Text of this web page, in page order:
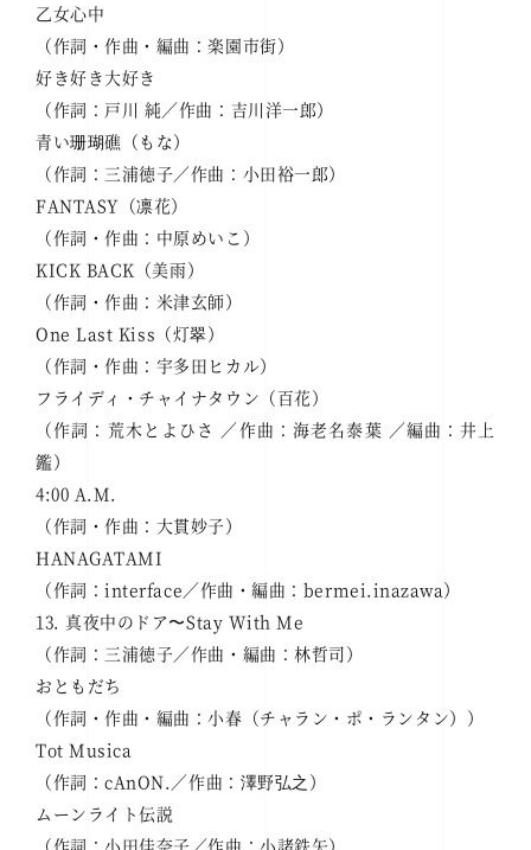
乙女心中
（作詞・作曲・編曲：楽園市街）
好き好き大好き
（作詞：戸川 純／作曲：吉川洋一郎）
青い珊瑚礁（もな）
（作詞：三浦徳子／作曲：小田裕一郎）
FANTASY（凛花）
（作詞・作曲：中原めいこ）
KICK BACK（美雨）
（作詞・作曲：米津玄師）
One Last Kiss（灯翠）
（作詞・作曲：宇多田ヒカル）
フライディ・チャイナタウン（百花）
（作詞：荒木とよひさ ／作曲：海老名泰葉 ／編曲：井上
鑑）
4:00 A.M.
（作詞・作曲：大貫妙子）
HANAGATAMI
（作詞：interface／作曲・編曲：bermei.inazawa）
13. 真夜中のドア〜Stay With Me
（作詞：三浦徳子／作曲・編曲：林哲司）
おともだち
（作詞・作曲・編曲：小春（チャラン・ポ・ランタン））
Tot Musica
（作詞：cAnON.／作曲：澤野弘之）
ムーンライト伝説